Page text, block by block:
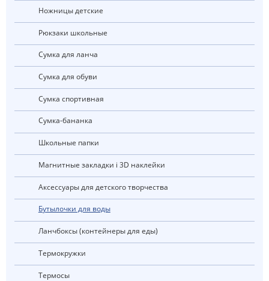
Ножницы детские
Рюкзаки школьные
Сумка для ланча
Сумка для обуви
Сумка спортивная
Сумка-бананка
Школьные папки
Магнитные закладки і 3D наклейки
Аксессуары для детского творчества
Бутылочки для воды
Ланчбоксы (контейнеры для еды)
Термокружки
Термосы